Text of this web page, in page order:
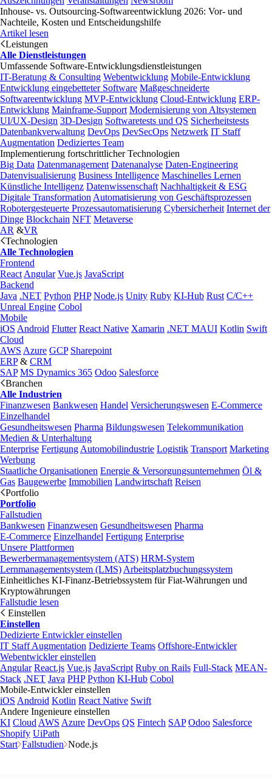
Inhouse- vs. Outsourcing-Softwareentwicklung 2026: Vor- und
Nachteile, Kosten und Entscheidungshilfe
Artikel lesen
Leistungen
Alle Dienstleistungen
Umfassende Software-Entwicklungsdienstleistungen
IT-Beratung & Consulting Webentwicklung Mobile-Entwicklung
Entwicklung eingebetteter Software Maßgeschneiderte
Softwareentwicklung MVP-Entwicklung Cloud-Entwicklung ERP-
Entwicklung Mainframe-Support Modernisierung von Altsystemen
UI/UX-Design 3D-Design Softwaretests und QS Sicherheitstests
Datenbankverwaltung DevOps DevSecOps Netzwerk IT Staff
Augmentation Dediziertes Team
Implementierung fortschrittlicher Technologien
Big Data Datenmanagement Datenanalyse Daten-Engineering
Datenvisualisierung Business Intelligence Maschinelles Lernen
Künstliche Intelligenz Datenwissenschaft Nachhaltigkeit & ESG
Digitale Transformation Automatisierung von Geschäftsprozessen
Robotergesteuerte Prozessautomatisierung Cybersicherheit Internet der
Dinge Blockchain NFT Metaverse
AR &VR
Technologien
Alle Technologien
Frontend
React Angular Vue.js JavaScript
Backend
Java .NET Python PHP Node.js Unity Ruby KI-Hub Rust C/C++
Unreal Engine Cobol
Mobile
iOS Android Flutter React Native Xamarin .NET MAUI Kotlin Swift
Cloud
AWS Azure GCP Sharepoint
ERP& CRM
SAP MS Dynamics 365 Odoo Salesforce
Branchen
Alle Industrien
Finanzwesen Bankwesen Handel Versicherungswesen E-Commerce
Einzelhandel
Gesundheitswesen Pharma Bildungswesen Telekommunikation
Medien & Unterhaltung
Enterprise Fertigung Automobilindustrie Logistik Transport Marketing
Werbung
Staatliche Organisationen Energie & Versorgungsunternehmen Öl &
Gas Baugewerbe Immobilien Landwirtschaft Reisen
Portfolio
Portfolio
Fallstudien
Bankwesen Finanzwesen Gesundheitswesen Pharma
E-Commerce Einzelhandel Fertigung Enterprise
Unsere Plattformen
Bewerbermanagementsystem (ATS) HRM-System
Lernmanagementsystem (LMS) Arbeitsplatzbuchungssystem
Einheitliches KI-Finanz-Betriebssystem für Fiat-Währungen und
Kryptowährungen
Fallstudie lesen
Einstellen
Einstellen
Dedizierte Entwickler einstellen
IT Staff Augmentation Dedizierte Teams Offshore-Entwickler
Webentwickler einstellen
Angular React.js Vue.js JavaScript Ruby on Rails Full-Stack MEAN-
Stack .NET Java PHP Python KI-Hub Cobol
Mobile-Entwickler einstellen
iOS Android Kotlin React Native Swift
Andere Ingenieure einstellen
KI Cloud AWS Azure DevOps QS Fintech SAP Odoo Salesforce
Shopify UiPath
Start Fallstudien Node.js